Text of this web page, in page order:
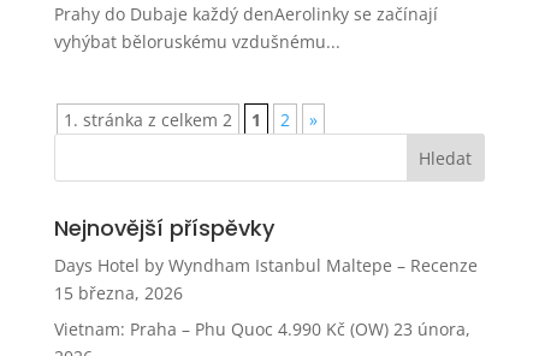
Prahy do Dubaje každý denAerolinky se začínají
vyhýbat běloruskému vzdušnému...
1. stránka z celkem 2 1 2 »
Nejnovější příspěvky
Days Hotel by Wyndham Istanbul Maltepe – Recenze
15 března, 2026
Vietnam: Praha – Phu Quoc 4.990 Kč (OW) 23 února,